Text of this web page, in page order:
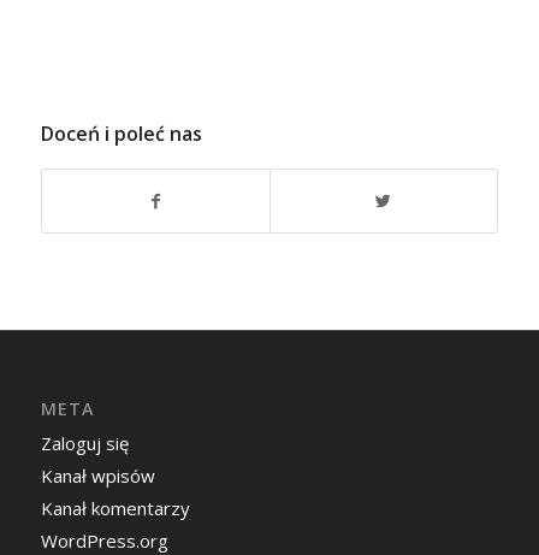
Doceń i poleć nas
META
Zaloguj się
Kanał wpisów
Kanał komentarzy
WordPress.org